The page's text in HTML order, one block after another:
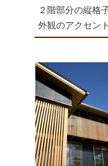
２階部分の縦格
外観のアクセン